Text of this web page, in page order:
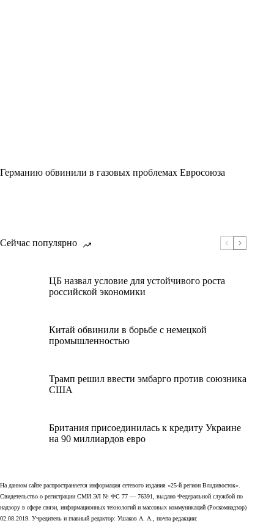
Германию обвинили в газовых проблемах Евросоюза
Сейчас популярно
ЦБ назвал условие для устойчивого роста
российской экономики
Китай обвинили в борьбе с немецкой
промышленностью
Трамп решил ввести эмбарго против союзника
США
Британия присоединилась к кредиту Украине
на 90 миллиардов евро
На данном сайте распространяется информация сетевого издания «25-й регион Владивосток».
Свидетельство о регистрации СМИ ЭЛ № ФС 77 — 76391, выдано Федеральной службой по
надзору в сфере связи, информационных технологий и массовых коммуникаций (Роскомнадзор)
02.08.2019. Учредитель и главный редактор: Ушаков А. А., почта редакции: